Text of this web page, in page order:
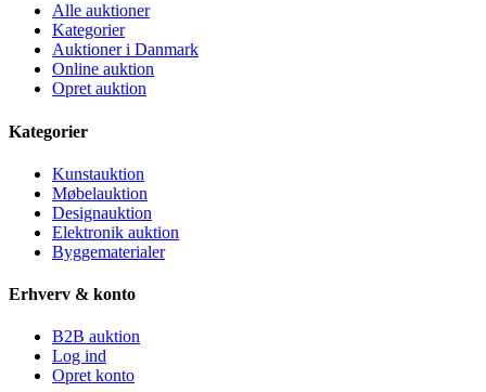
Alle auktioner
Kategorier
Auktioner i Danmark
Online auktion
Opret auktion
Kategorier
Kunstauktion
Møbelauktion
Designauktion
Elektronik auktion
Byggematerialer
Erhverv & konto
B2B auktion
Log ind
Opret konto